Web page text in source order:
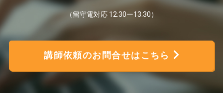
（留守電対応 12:30ー13:30）
講師依頼のお問合せはこちら